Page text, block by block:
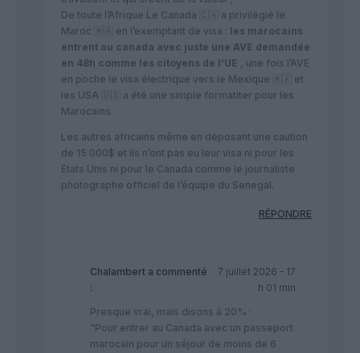
De toute l’Afrique Le Canada 🇨🇦 a privilégié le
Maroc 🇲🇦 en l’exemptant de visa : les marocains
entrent au canada avec juste une AVE demandée
en 48h comme les citoyens de l’UE
, une fois l’AVE
en poche le visa électrique vers le Mexique 🇲🇽 et
les USA 🇺🇸 a été une simple formatiter pour les
Marocains.
Les autres africains même en déposant une caution
de 15 000$ et ils n’ont pas eu leur visa ni pour les
États Unis ni pour le Canada comme le journaliste
photographe officiel de l’équipe du Senegal.
RÉPONDRE
Chalambert a commenté
:
7 juillet 2026 - 17
h 01 min
Presque vrai, mais disons à 20% :
“Pour entrer au Canada avec un passeport
marocain pour un séjour de moins de 6